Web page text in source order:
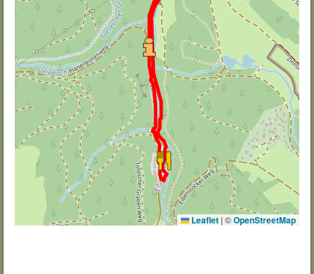
Leaflet | ©OpenStreetMap